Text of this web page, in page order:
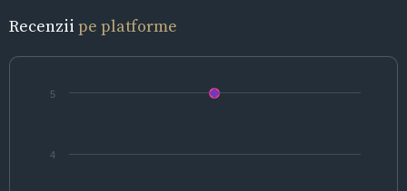
Recenzii pe platforme
4
5